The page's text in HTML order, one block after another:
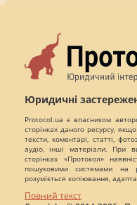
Юридичні
Protocol.ua є власником
сторінках даного ресурсу,
тексти, коментарі, статті,
аудіо, інші матеріали. При
сторінках «Протокол»
пошуковими системами на
розуміється копіювання,
Повний текст